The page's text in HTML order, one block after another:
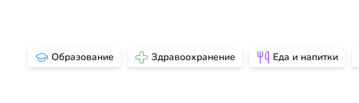
Образование Здравоохранение Еда и напитки